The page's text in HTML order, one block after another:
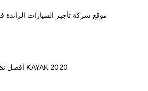
موقع شركة تأجير السيارات الرائدة
أفضل نظافة في KAYAK 2020